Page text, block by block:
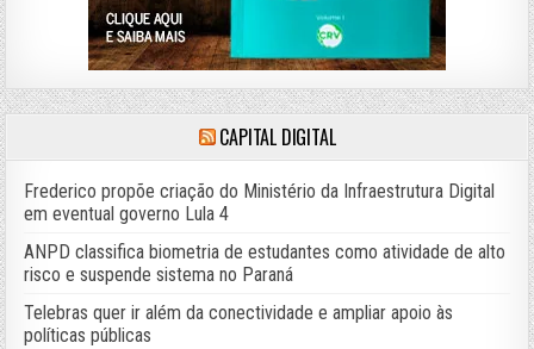
CAPITAL DIGITAL
Frederico propõe criação do Ministério da Infraestrutura Digital
em eventual governo Lula 4
ANPD classifica biometria de estudantes como atividade de alto
risco e suspende sistema no Paraná
Telebras quer ir além da conectividade e ampliar apoio às
políticas públicas